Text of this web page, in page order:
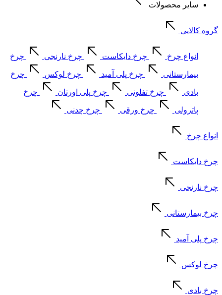
سایر محصولات
گروه کالایی
انواع چرخ چرخ دایکاست چرخ نارنجی چرخ
بیمارستانی چرخ پلی آمید چرخ لوکس چرخ
بادی چرخ تفلونی چرخ پلی اورتان چرخ
پاترولی چرخ ورقی چرخ چدنی
انواع چرخ
چرخ دایکاست
چرخ نارنجی
چرخ بیمارستانی
چرخ پلی آمید
چرخ لوکس
چرخ بادی